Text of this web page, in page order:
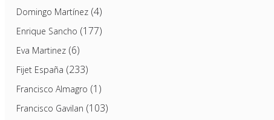
Domingo Martínez(4)
Enrique Sancho (177)
Eva Martinez(6)
Fijet España (233)
Francisco Almagro (1)
Francisco Gavilan (103)